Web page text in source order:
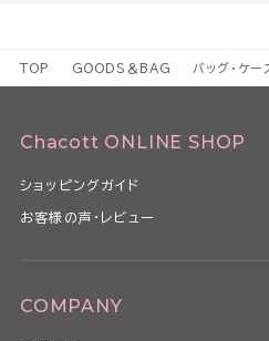
TOP GOODS＆BAG バッグ・ケー
Chacott ONLINE SHOP
ショッピングガイド
お客様の声・レビュー
COMPANY